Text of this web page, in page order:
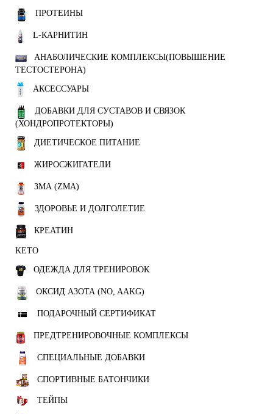
ПРОТЕИНЫ
L-КАРНИТИН
АНАБОЛИЧЕСКИЕ КОМПЛЕКСЫ(ПОВЫШЕНИЕ
ТЕСТОСТЕРОНА)
АКСЕССУАРЫ
ДОБАВКИ ДЛЯ СУСТАВОВ И СВЯЗОК
(ХОНДРОПРОТЕКТОРЫ)
ДИЕТИЧЕСКОЕ ПИТАНИЕ
ЖИРОСЖИГАТЕЛИ
ЗМА (ZMA)
ЗДОРОВЬЕ И ДОЛГОЛЕТИЕ
КРЕАТИН
KETO
ОДЕЖДА ДЛЯ ТРЕНИРОВОК
ОКСИД АЗОТА (NO, AAKG)
ПОДАРОЧНЫЙ СЕРТИФИКАТ
ПРЕДТРЕНИРОВОЧНЫЕ КОМПЛЕКСЫ
СПЕЦИАЛЬНЫЕ ДОБАВКИ
СПОРТИВНЫЕ БАТОНЧИКИ
ТЕЙПЫ